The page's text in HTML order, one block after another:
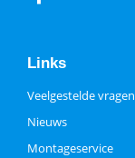
Links
Veelgestelde vragen
Nieuws
Montageservice